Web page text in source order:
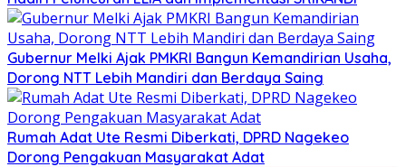
Gubernur Melki Ajak PMKRI Bangun Kemandirian Usaha,
Dorong NTT Lebih Mandiri dan Berdaya Saing
Rumah Adat Ute Resmi Diberkati, DPRD Nagekeo
Dorong Pengakuan Masyarakat Adat